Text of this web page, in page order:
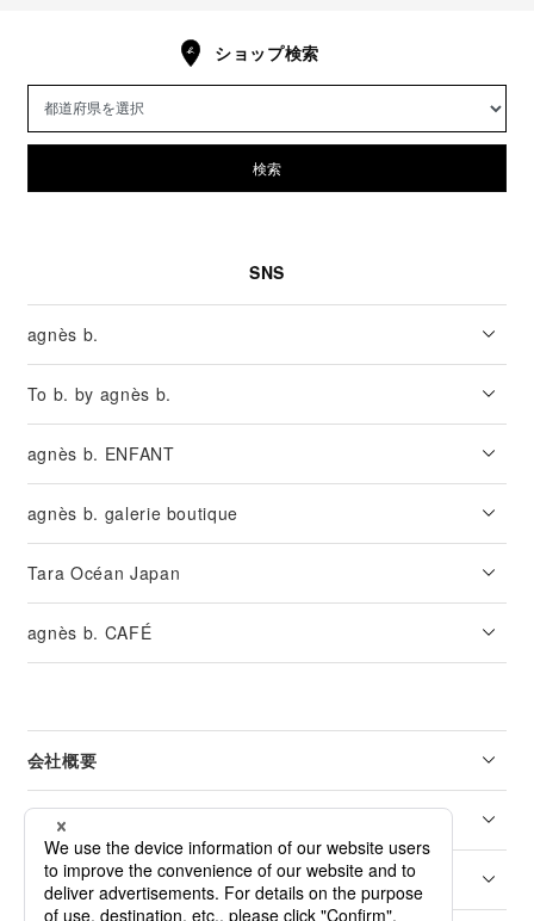
ショップ検索
検索
SNS
agnès b.
To b. by agnès b.
agnès b. ENFANT
agnès b. galerie boutique
Tara Océan Japan
agnès b. CAFÉ
会社概要
リーガル
カスタマーサービス